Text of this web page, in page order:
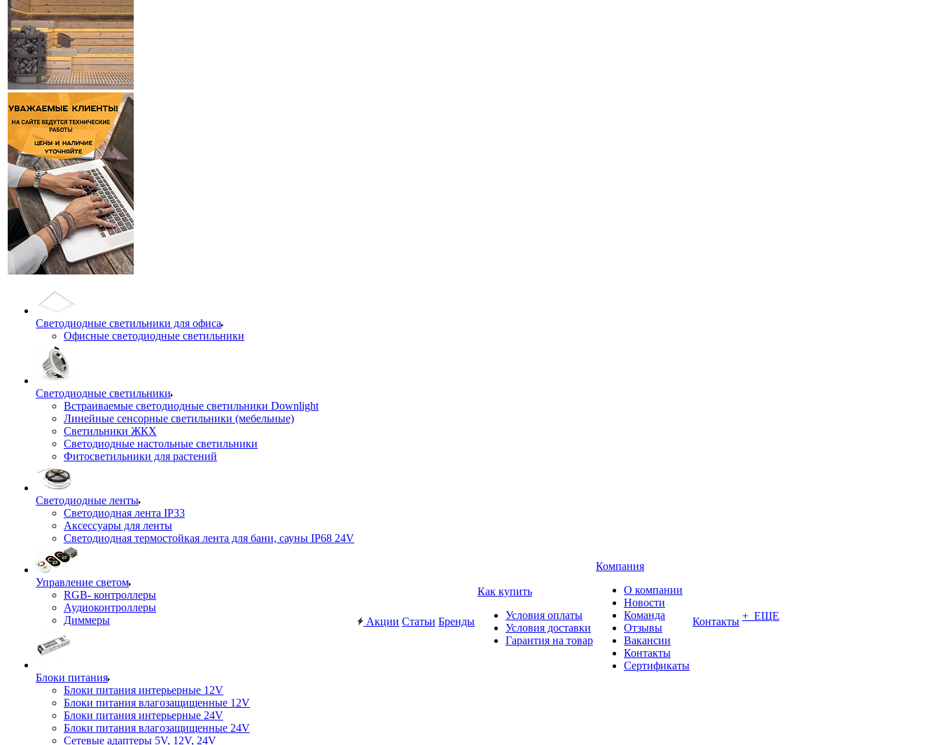
Светодиодные светильники для офиса
Офисные светодиодные светильники
Светодиодные светильники
Встраиваемые светодиодные светильники Downlight
Линейные сенсорные светильники (мебельные)
Светильники ЖКХ
Светодиодные настольные светильники
Фитосветильники для растений
Светодиодные ленты
Светодиодная лента IP33
Аксессуары для ленты
Светодиодная термостойкая лента для бани, сауны IP68 24V
Управление светом
RGB- контроллеры
Аудиоконтроллеры
Диммеры
Блоки питания
Блоки питания интерьерные 12V
Блоки питания влагозащищенные 12V
Блоки питания интерьерные 24V
Блоки питания влагозащищенные 24V
Сетевые адаптеры 5V, 12V, 24V
Акции Статьи Бренды
Как купить
Условия оплаты
Условия доставки
Гарантия на товар
Компания
О компании
Новости
Команда
Отзывы
Вакансии
Контакты
Сертификаты
Контакты + ЕЩЕ